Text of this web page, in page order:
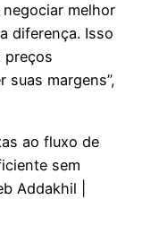
melhor
diferença. Isso
preços
margens”,
ao fluxo de
sem
Addakhil |